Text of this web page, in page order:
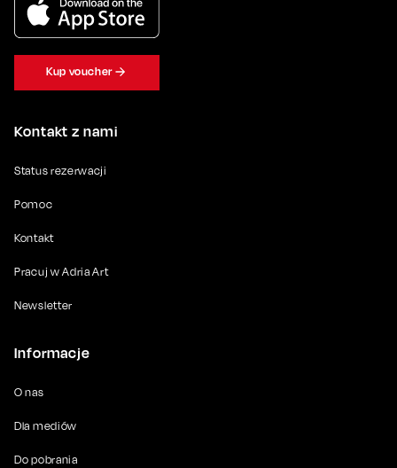
Kontakt z nami
Status rezerwacji
Pomoc
Kontakt
Pracuj w Adria Art
Newsletter
Informacje
O nas
Dla mediów
Do pobrania
Kup voucher